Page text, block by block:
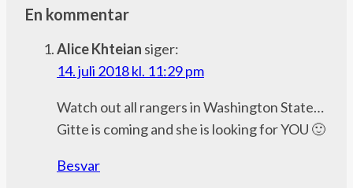
Jeg
haaaaalvvejjjs!
En kommentar
Alice Khteian siger:
14. juli 2018 kl. 11:29 pm
Watch out all rangers in Washington State…
Gitte is coming and she is looking for YOU 🙂
Besvar